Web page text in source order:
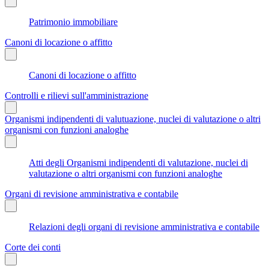
Patrimonio immobiliare
Canoni di locazione o affitto
Canoni di locazione o affitto
Controlli e rilievi sull'amministrazione
Organismi indipendenti di valutuazione, nuclei di valutazione o altri
organismi con funzioni analoghe
Atti degli Organismi indipendenti di valutazione, nuclei di
valutazione o altri organismi con funzioni analoghe
Organi di revisione amministrativa e contabile
Relazioni degli organi di revisione amministrativa e contabile
Corte dei conti